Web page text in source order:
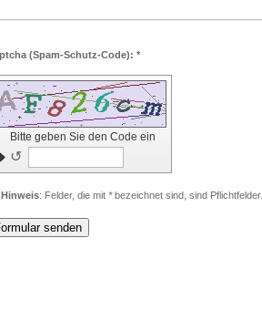
Captcha (Spam-Schutz-Code): *
Bitte geben Sie den Code ein
↺
Hinweis : Felder, die mit*bezeichnet sind, sind Pflichtfelder.